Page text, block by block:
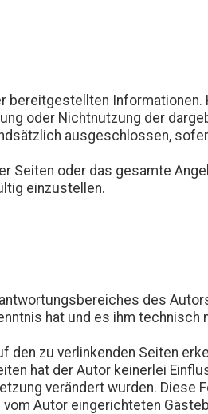
bereitgestellten
oder Nichtnutzung der
ausgeschlossen,
Seiten oder das gesamte
einzustellen.
des
hat und es ihm technisch
zu verlinkenden Seiten
hat der Autor keinerlei
verändert wurden. Diese
Autor eingerichteten